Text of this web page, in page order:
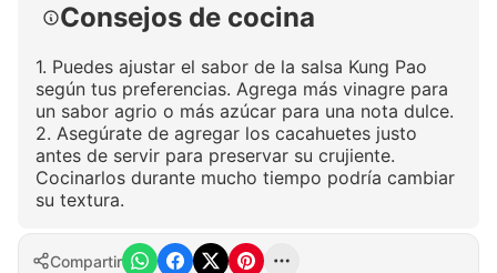
Consejos de cocina
1. Puedes ajustar el sabor de la salsa Kung Pao
según tus preferencias. Agrega más vinagre para
un sabor agrio o más azúcar para una nota dulce.
2. Asegúrate de agregar los cacahuetes justo
antes de servir para preservar su crujiente.
Cocinarlos durante mucho tiempo podría cambiar
su textura.
Compartir